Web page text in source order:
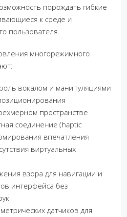
порождать гибкие
к среде и
пользователя.
многорежимного
вокалом и манипуляциями
пространстве
соединение (haptic
впечатления
виртуальных
взора для навигации и
интерфейса без
датчиков для